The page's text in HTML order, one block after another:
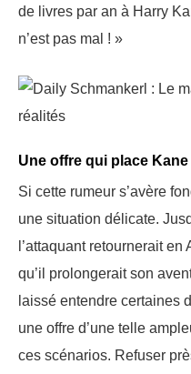
de livres par an à Harry
n’est pas mal ! »
Une offre qui place
Si cette rumeur s’avère
une situation délicate.
l’attaquant retournerait
qu’il prolongerait son
laissé entendre certaines
une offre d’une telle
ces scénarios. Refuser